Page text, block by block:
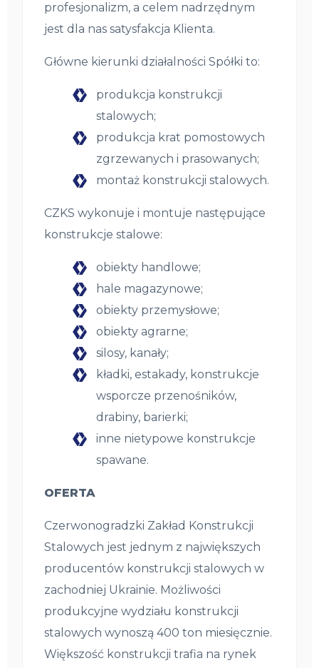
profesjonalizm, a celem nadrzędnym
jest dla nas satysfakcja Klienta.
Główne kierunki działalności Spółki to:
produkcja konstrukcji
stalowych;
produkcja krat pomostowych
zgrzewanych i prasowanych;
montaż konstrukcji stalowych.
CZKS wykonuje i montuje następujące
konstrukcje stalowe:
obiekty handlowe;
hale magazynowe;
obiekty przemysłowe;
obiekty agrarne;
silosy, kanały;
kładki, estakady, konstrukcje
wsporcze przenośników,
drabiny, barierki;
inne nietypowe konstrukcje
spawane.
OFERTA
Czerwonogradzki Zakład Konstrukcji
Stalowych jest jednym z największych
producentów konstrukcji stalowych w
zachodniej Ukrainie. Możliwości
produkcyjne wydziału konstrukcji
stalowych wynoszą 400 ton miesięcznie.
Większość konstrukcji trafia na rynek